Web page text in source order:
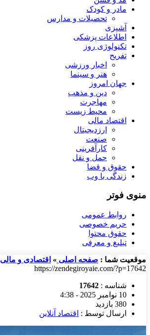
مادر و کودک
تحصیلات و مدارس
آشپزی
اطلاعات پزشکی
تکنولوژی روز
تفریح
اخبار ورزشی
هنر و سینما
جهان امروز
دین و مذهب
مهاجرت
محیط زیست
اقتصاد مالی
ارزدیجیتال
صنعت
کارآفرینی
حمل و نقل
حقوق و قضا
زندگی با وب
منوی فوتر
روابط عمومی
حریم خصوصی
حقوق محتوا
تبلیغ و معرفی
موقعیت شما : صفحه اصلی » اقتصادی و مالی
https://zendegiroyaie.com/?p=17642
شناسه : 17642
10 نوامبر 2025 - 4:38
380 بازدید
ارسال توسط : اقتصاد آنلاین